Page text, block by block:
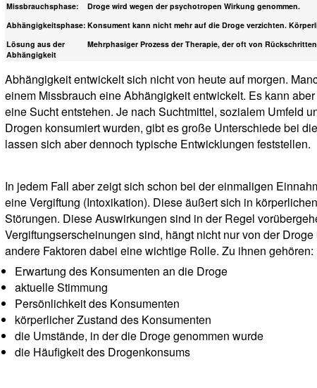
Missbrauchsphase:
Droge wird wegen der psychotropen Wirkung genommen.
Abhängigkeitsphase: Konsument kann nicht mehr auf die Droge verzichten.
Lösung aus der
Abhängigkeit
Mehrphasiger Prozess der Therapie, der oft von
Abhängigkeit entwickelt sich nicht von heute auf morgen.
einem Missbrauch eine Abhängigkeit entwickelt. Es kann
eine Sucht entstehen. Je nach Suchtmittel, sozialem Umfeld
Drogen konsumiert wurden, gibt es große Unterschiede bei
lassen sich aber dennoch typische Entwicklungen feststellen.
In jedem Fall aber zeigt sich schon bei der einmaligen
eine Vergiftung (Intoxikation). Diese äußert sich in
Störungen. Diese Auswirkungen sind in der Regel
Vergiftungserscheinungen sind, hängt nicht nur von der
andere Faktoren dabei eine wichtige Rolle. Zu ihnen gehören:
Erwartung des Konsumenten an die Droge
aktuelle Stimmung
Persönlichkeit des Konsumenten
körperlicher Zustand des Konsumenten
die Umstände, in der die Droge genommen wurde
die Häufigkeit des Drogenkonsums